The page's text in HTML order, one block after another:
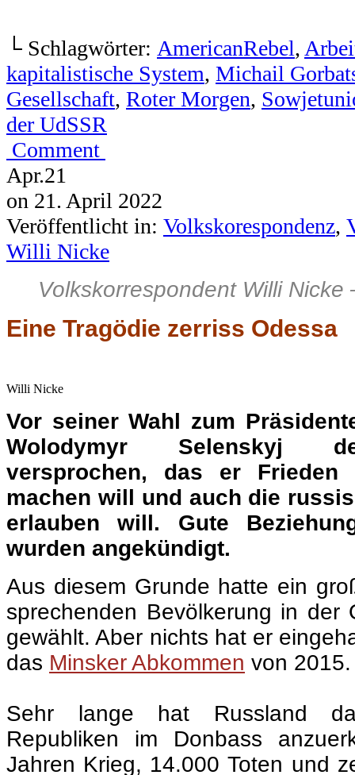
└ Schlagwörter: AmericanRebel,
kapitalistische System, Michail
Gesellschaft, Roter Morgen,
der UdSSR
Comment
Apr.21
on 21. April 2022
Veröffentlicht in: Volkskorespondenz,
Willi Nicke
Volkskorrespondent Willi Nicke
Eine Tragödie zerriss Odessa
Willi Nicke
Vor seiner Wahl zum
Wolodymyr Selenskyj
versprochen, das er Frieden
machen will und auch die
erlauben will. Gute
wurden angekündigt.
Aus diesem Grunde hatte ein
sprechenden Bevölkerung in der
gewählt. Aber nichts hat er
das Minsker Abkommen von 2015.
Sehr lange hat Russland
Republiken im Donbass
Jahren Krieg, 14.000 Toten und